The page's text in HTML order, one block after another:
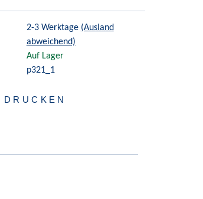
2-3 Werktage (Ausland
abweichend)
Auf Lager
p321_1
DRUCKEN